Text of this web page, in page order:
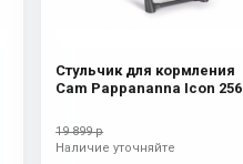
Стульчик для кормления
Cam Pappananna Icon 256
19 899 р
Наличие уточняйте